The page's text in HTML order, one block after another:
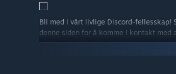
Bli med i vårt livlige Discord-fellesskap!
denne siden for å komme i kontakt med